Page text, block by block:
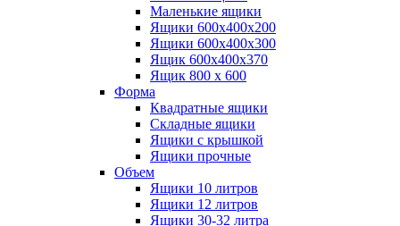
Маленькие ящики
Ящики 600х400х200
Ящики 600х400х300
Ящик 600х400х370
Ящик 800 х 600
Форма
Квадратные ящики
Складные ящики
Ящики с крышкой
Ящики прочные
Объем
Ящики 10 литров
Ящики 12 литров
Ящики 30-32 литра